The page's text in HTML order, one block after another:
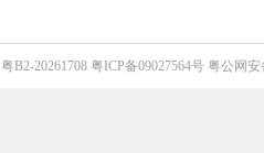
粤B2-20261708 粤ICP备09027564号 粤公网安